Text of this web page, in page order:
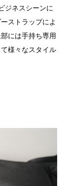
ジネスシーンに
ストラップによ
には手持ち専用
様々なスタイル